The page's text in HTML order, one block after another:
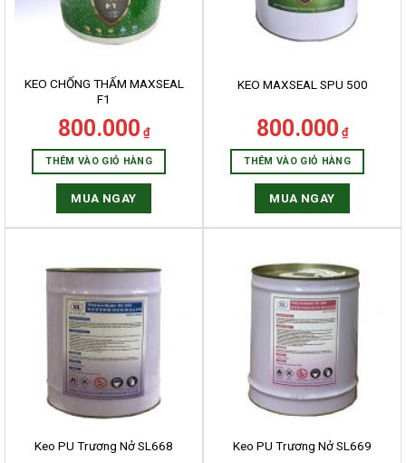
KEO CHỐNG THẤM MAXSEAL
F1
800.000 ₫
THÊM VÀO GIỎ HÀNG
MUA NGAY
KEO MAXSEAL SPU 500
800.000 ₫
THÊM VÀO GIỎ HÀNG
MUA NGAY
Keo PU Trương Nở SL668 Keo PU Trương Nở SL669